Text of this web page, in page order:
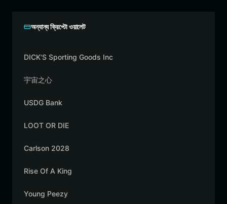
অন্যান্য ক্রিপ্টো ওয়ালেট
DICK'S Sporting Goods Inc
宇宙之心
USDG Bank
LOOT OR DIE
Carlson 2028
Rise Of A King
Young Peezy